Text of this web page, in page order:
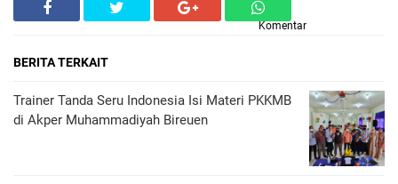
Komentar
BERITA TERKAIT
Trainer Tanda Seru Indonesia Isi Materi PKKMB
di Akper Muhammadiyah Bireuen